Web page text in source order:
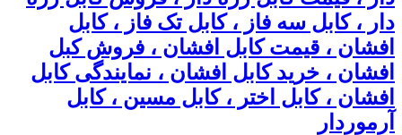
دار ، کابل سه فاز ، کابل تک فاز ، کابل
افشان ، قیمت کابل افشان ، فروش کبل
افشان ، خرید کابل افشان ، نمایندگی کابل
افشان ، کابل اختر ، کابل مسین ، کابل
آرموردار